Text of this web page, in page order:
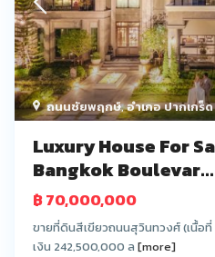
ถนนชัยพฤกษ์,อำเภอ ปากเกร็ด
Luxury House For
Bangkok Boulevar...
฿ 70,000,000
ขายที่ดินสีเขียวถนนสุวินทวงศ์ (เนื้อที่
เงิน 242,500,000 ล [more]